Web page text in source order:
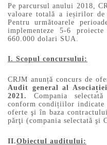
Pe parcursul anului 2018,
valoare totală a ieșirilor
Pentru următoarele
implementeze 5-6
660.000 dolari SUA.
I. Scopul concursului:
CRJM anunță concurs de
Audit general al Asociației
2021.Compania
conform condițiilor indicate
oferte şi în baza
părţi (compania selectată şi
II.Obiectul auditului: